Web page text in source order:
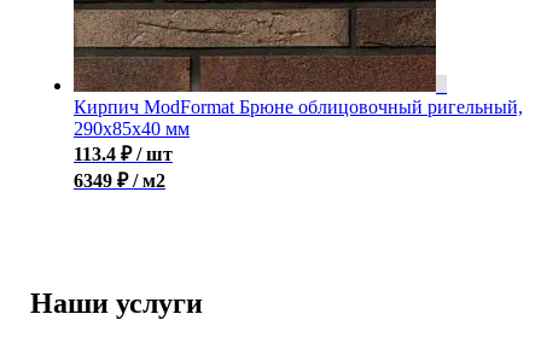
Кирпич ModFormat Брюне облицовочный ригельный,
290x85x40 мм
113.4 ₽ / шт
6349 ₽ / м2
Наши услуги